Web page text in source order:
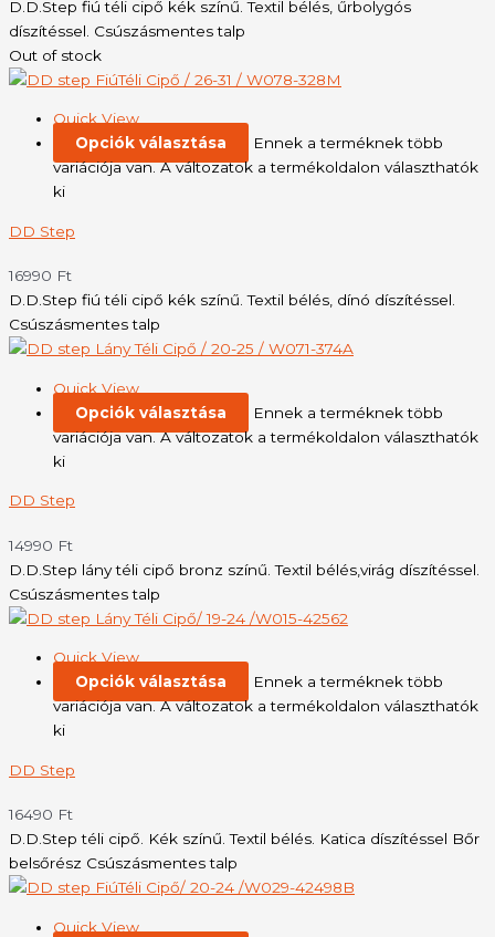
D.D.Step fiú téli cipő kék színű. Textil bélés, űrbolygós
díszítéssel. Csúszásmentes talp
Out of stock
Quick View
Opciók választása
Ennek a terméknek több
variációja van. A változatok a termékoldalon választhatók
ki
DD Step
16990 Ft
D.D.Step fiú téli cipő kék színű. Textil bélés, dínó díszítéssel.
Csúszásmentes talp
Quick View
Opciók választása
Ennek a terméknek több
variációja van. A változatok a termékoldalon választhatók
ki
DD Step
14990 Ft
D.D.Step lány téli cipő bronz színű. Textil bélés,virág díszítéssel.
Csúszásmentes talp
Quick View
Opciók választása
Ennek a terméknek több
variációja van. A változatok a termékoldalon választhatók
ki
DD Step
16490 Ft
D.D.Step téli cipő. Kék színű. Textil bélés. Katica díszítéssel Bőr
belsőrész Csúszásmentes talp
Quick View